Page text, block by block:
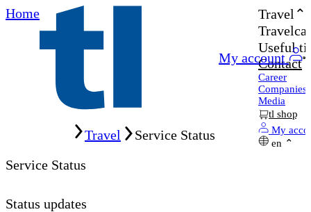
Home
My account
Travel
Useful
Contact
Career
Companies
Media
tl shop
My
en
Travel
Service Status
Service Status
Status updates